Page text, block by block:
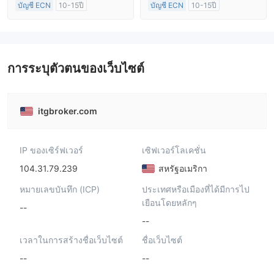
บัญชี ECN
10-15ปี
บัญชี ECN
10-15ปี
การระบุตัวตนของเว็บไซต์
itgbroker.com
IP ของเซิร์ฟเวอร์
104.31.79.239
เซิฟเวอร์โลเคชั่น
สหรัฐอเมริกา
หมายเลขบันทึก (ICP)
--
ประเทศหรือเมืองที่ได้มีการไป
เยือนโดยหลักๆ
--
เวลาในการสร้างชื่อเว็บไซต์
--
ชื่อเว็บไซต์
--